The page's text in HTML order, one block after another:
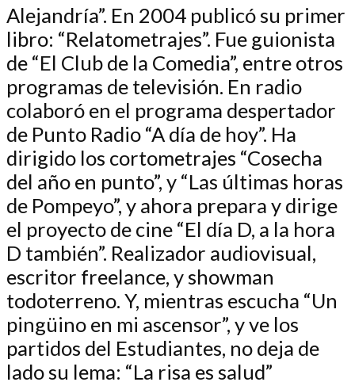
Alejandría”. En 2004 publicó su primer
libro: “Relatometrajes”. Fue guionista
de “El Club de la Comedia”, entre otros
programas de televisión. En radio
colaboró en el programa despertador
de Punto Radio “A día de hoy”. Ha
dirigido los cortometrajes “Cosecha
del año en punto”, y “Las últimas horas
de Pompeyo”, y ahora prepara y dirige
el proyecto de cine “El día D, a la hora
D también”. Realizador audiovisual,
escritor freelance, y showman
todoterreno. Y, mientras escucha “Un
pingüino en mi ascensor”, y ve los
partidos del Estudiantes, no deja de
lado su lema: “La risa es salud”